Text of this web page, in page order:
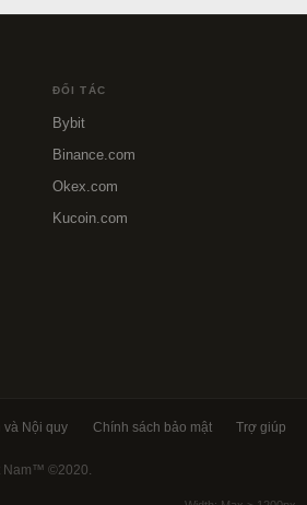
ĐỐI TÁC
Bybit
Binance.com
Okex.com
Kucoin.com
và Nội quy Chính sách bảo mật Trợ giúp
Nam™ ©2020.